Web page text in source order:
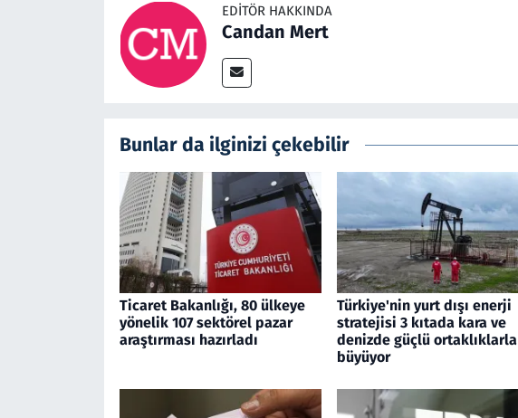
EDITÖR HAKKINDA
Candan Mert
Bunlar da ilginizi çekebilir
Ticaret Bakanlığı, 80 ülkeye
yönelik 107 sektörel pazar
araştırması hazırladı
Türkiye'nin yurt dışı enerji
stratejisi 3 kıtada kara ve
denizde güçlü ortaklıklarla
büyüyor